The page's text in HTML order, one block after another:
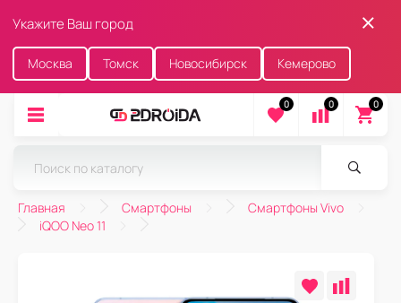
Укажите Ваш город
Москва Томск Новосибирск Кемерово
0 0 0
Главная Смартфоны
Смартфоны Vivo
iQOO Neo 11